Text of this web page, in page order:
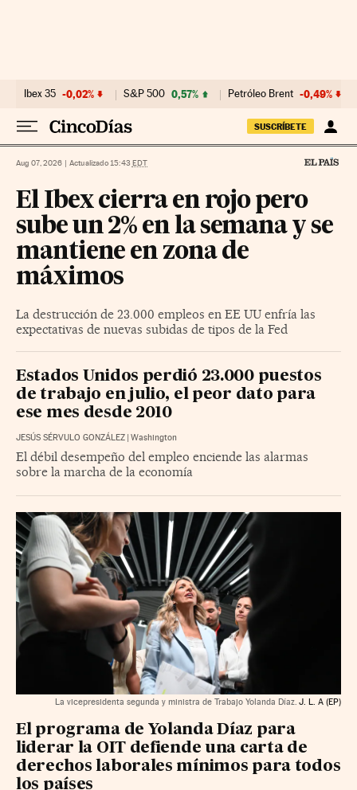
Ibex 35 -0,02% S&P 500 0,57% Petróleo Brent -0,49%
SUSCRÍBETE
Aug 07, 2026 | Actualizado 15:43 EDT
El Ibex cierra en rojo pero
sube un 2% en la semana y se
mantiene en zona de
máximos
La destrucción de 23.000 empleos en EE UU enfría las
expectativas de nuevas subidas de tipos de la Fed
Estados Unidos perdió 23.000 puestos
de trabajo en julio, el peor dato para
ese mes desde 2010
JESÚS SÉRVULO GONZÁLEZ | Washington
El débil desempeño del empleo enciende las alarmas
sobre la marcha de la economía
La vicepresidenta segunda y ministra de Trabajo Yolanda Díaz. J. L. A (EP)
El programa de Yolanda Díaz para
liderar la OIT defiende una carta de
derechos laborales mínimos para todos
los países